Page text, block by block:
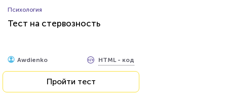
Психология
Тест на стервозность
Awdienko HTML - код
Пройти тест